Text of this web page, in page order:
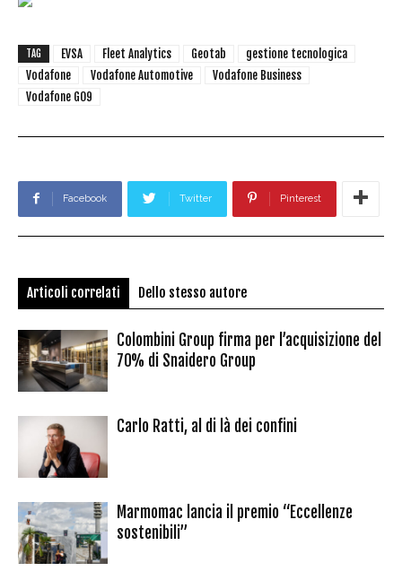
TAG EVSA Fleet Analytics Geotab
gestione tecnologica
Vodafone
Vodafone Automotive
Vodafone Business
Vodafone GO9
Facebook Twitter Pinterest
Articoli correlati Dello stesso autore
Colombini Group firma per l’acquisizione del
70% di Snaidero Group
Carlo Ratti, al di là dei confini
Marmomac lancia il premio “Eccellenze
sostenibili”